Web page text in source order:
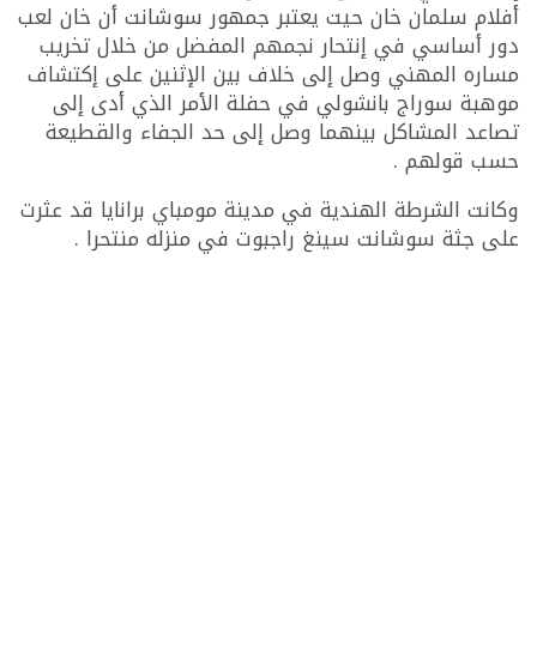
أفلام سلمان خان حيت يعتبر جمهور سوشانت أن خان لعب
دور أساسي في إنتحار نجمهم المفضل من خلال تخريب
مساره المهني وصل إلى خلاف بين الإثنين على إكتشاف
موهبة سوراج بانشولي في حفلة الأمر الذي أدى إلى
تصاعد المشاكل بينهما وصل إلى حد الجفاء والقطيعة
حسب قولهم .
وكانت الشرطة الهندية في مدينة مومباي برانايا قد عثرت
على جثة سوشانت سينغ راجبوت في منزله منتحرا .